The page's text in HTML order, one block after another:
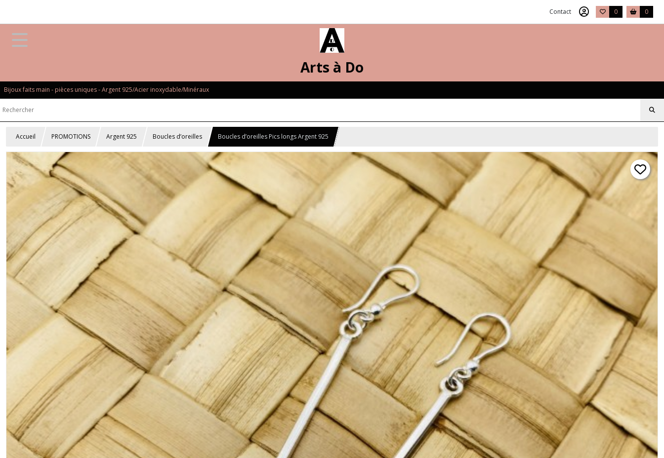
Contact 0 0
Arts à Do
Bijoux faits main - pièces uniques - Argent 925/Acier inoxydable/Minéraux
Accueil PROMOTIONS Argent 925 Boucles d’oreilles Boucles d’oreilles Pics longs Argent 925